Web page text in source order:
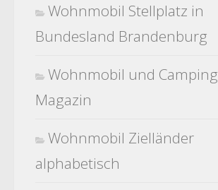
Wohnmobil Stellplatz in
Bundesland Brandenburg
Wohnmobil und Camping
Magazin
Wohnmobil Zielländer
alphabetisch